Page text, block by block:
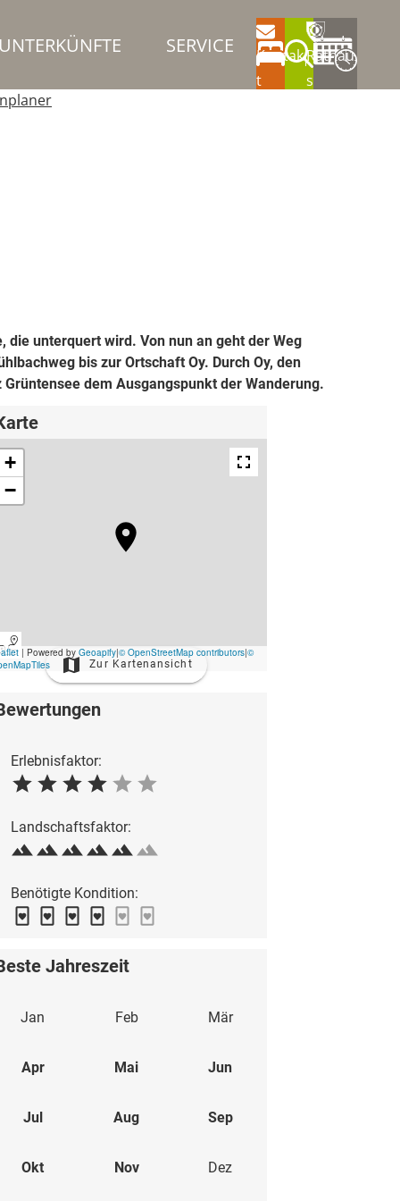
SERVICE
Kontak
t
Rathau
s
die unterquert wird. Von nun an geht der Weg
bis zur Ortschaft Oy. Durch Oy, den
dem Ausgangspunkt der Wanderung.
Zur Kartenansicht
Erlebnisfaktor:
Landschaftsfaktor:
Benötigte Kondition:
Jahreszeit
Jan Feb Mär
Apr Mai Jun
Jul Aug Sep
Okt Nov Dez